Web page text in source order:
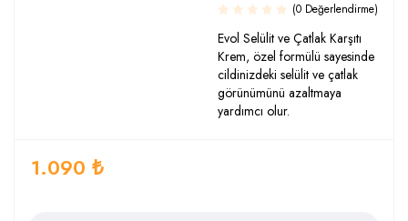
(0 Değerlendirme)
Evol Selülit ve Çatlak Karşıtı
Krem, özel formülü sayesinde
cildinizdeki selülit ve çatlak
görünümünü azaltmaya
yardımcı olur.
1.090 ₺